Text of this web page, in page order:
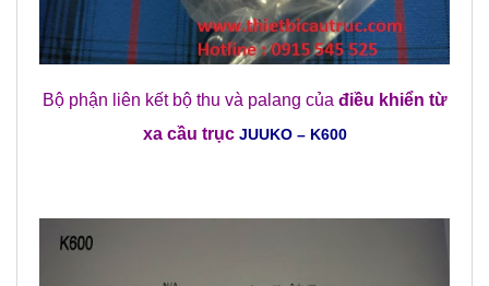
Bộ phận liên kết bộ thu và palang của điều khiển từ
xa cầu trục JUUKO – K600